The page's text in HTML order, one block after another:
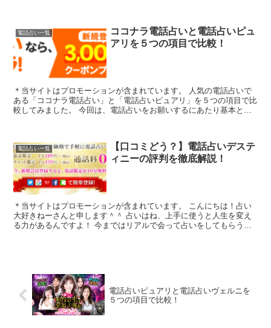
電話占い一覧
ココナラ電話占いと電話占いピュ
アリを５つの項目で比較！
＊当サイトはプロモーションが含まれています。 人気の電話占いで
ある「ココナラ電話占い」と「電話占いピュアリ」を５つの項目で比
較してみました。 今回は、電話占いをお願いするにあたり基本とな
電話占い一覧
【口コミどう？】電話占いデステ
ィニーの評判を徹底解説！
＊当サイトはプロモーションが含まれています。 こんにちは！占い
大好きねーさんと申します＾＾ 占いはね、上手に使うと人生を変え
る力があるんですよ！ 今まではリアルで会って占いをしてもらうの
電話占いピュアリと電話占いヴェルニを
５つの項目で比較！